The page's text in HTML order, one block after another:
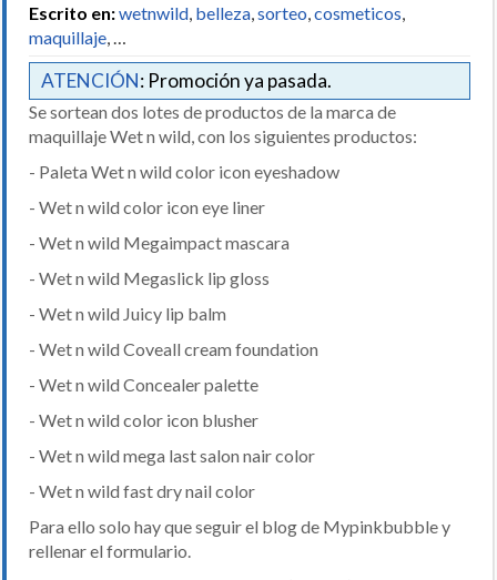
Escrito en:wetnwild, belleza,sorteo,cosmeticos,
maquillaje, …
ATENCIÓN: Promoción ya pasada.
Se sortean dos lotes de productos de la marca de
maquillaje Wet n wild, con los siguientes productos:
- Paleta Wet n wild color icon eyeshadow
- Wet n wild color icon eye liner
- Wet n wild Megaimpact mascara
- Wet n wild Megaslick lip gloss
- Wet n wild Juicy lip balm
- Wet n wild Coveall cream foundation
- Wet n wild Concealer palette
- Wet n wild color icon blusher
- Wet n wild mega last salon nair color
- Wet n wild fast dry nail color
Para ello solo hay que seguir el blog de Mypinkbubble y
rellenar el formulario.